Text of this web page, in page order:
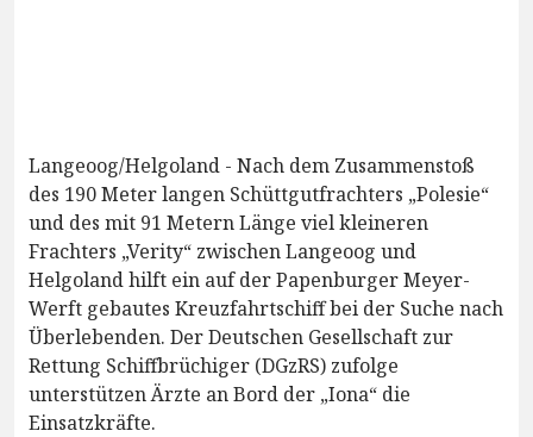
Langeoog/Helgoland - Nach dem Zusammenstoß
des 190 Meter langen Schüttgutfrachters „Polesie“
und des mit 91 Metern Länge viel kleineren
Frachters „Verity“ zwischen Langeoog und
Helgoland hilft ein auf der Papenburger Meyer-
Werft gebautes Kreuzfahrtschiff bei der Suche nach
Überlebenden. Der Deutschen Gesellschaft zur
Rettung Schiffbrüchiger (DGzRS) zufolge
unterstützen Ärzte an Bord der „Iona“ die
Einsatzkräfte.